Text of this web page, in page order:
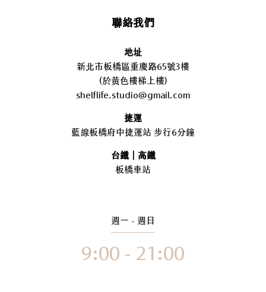
聯絡我們
地址
新北市板橋區重慶路65號3樓
(於黃色樓梯上樓)
shelflife.studio@gmail.com
捷運
藍線板橋府中捷運站 步行6分鐘
台鐵｜高鐵
板橋車站
週一 - 週日
9:00 - 21:00